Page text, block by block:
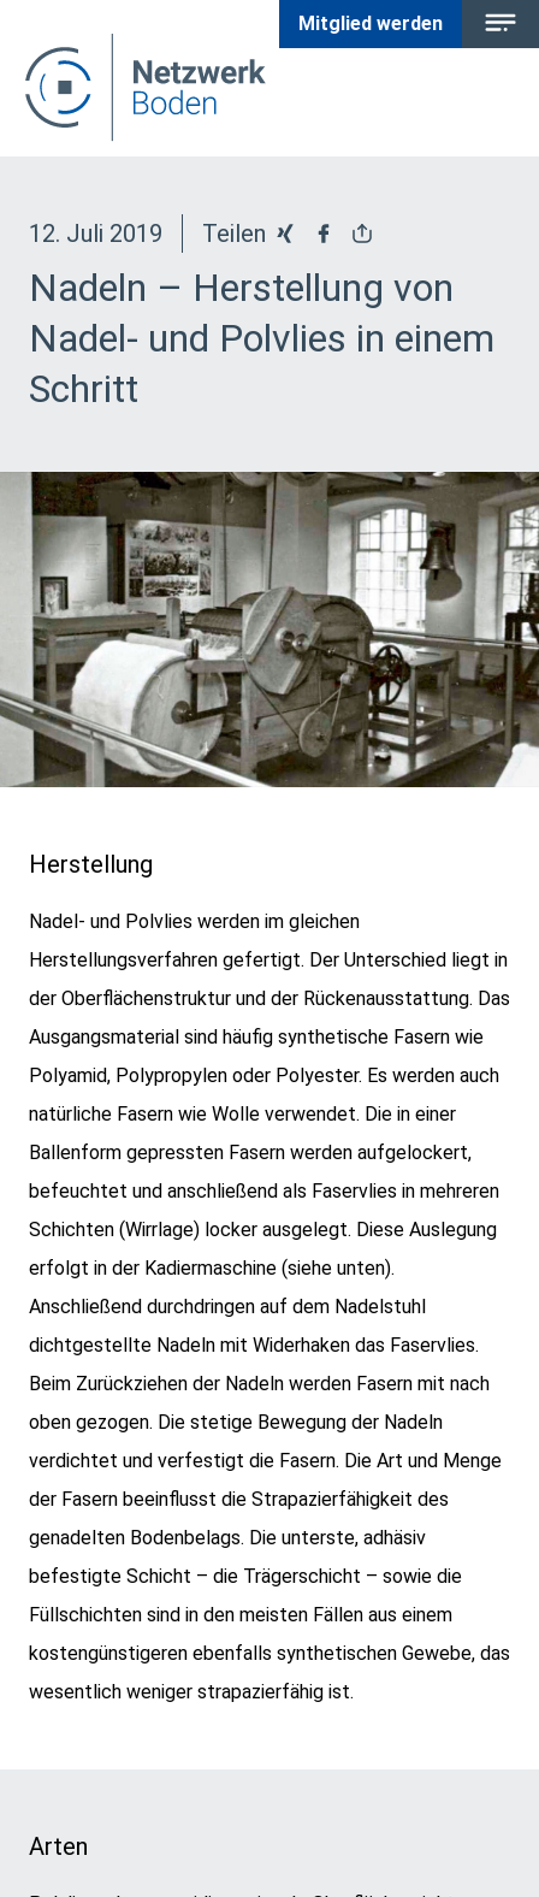
Mitglied werden
12. Juli 2019 Teilen
Nadeln – Herstellung von
Nadel- und Polvlies in einem
Schritt
Herstellung
Nadel- und Polvlies werden im gleichen
Herstellungsverfahren gefertigt. Der Unterschied liegt in
der Oberflächenstruktur und der Rückenausstattung. Das
Ausgangsmaterial sind häufig synthetische Fasern wie
Polyamid, Polypropylen oder Polyester. Es werden auch
natürliche Fasern wie Wolle verwendet. Die in einer
Ballenform gepressten Fasern werden aufgelockert,
befeuchtet und anschließend als Faservlies in mehreren
Schichten (Wirrlage) locker ausgelegt. Diese Auslegung
erfolgt in der Kadiermaschine (siehe unten).
Anschließend durchdringen auf dem Nadelstuhl
dichtgestellte Nadeln mit Widerhaken das Faservlies.
Beim Zurückziehen der Nadeln werden Fasern mit nach
oben gezogen. Die stetige Bewegung der Nadeln
verdichtet und verfestigt die Fasern. Die Art und Menge
der Fasern beeinflusst die Strapazierfähigkeit des
genadelten Bodenbelags. Die unterste, adhäsiv
befestigte Schicht – die Trägerschicht – sowie die
Füllschichten sind in den meisten Fällen aus einem
kostengünstigeren ebenfalls synthetischen Gewebe, das
wesentlich weniger strapazierfähig ist.
Arten